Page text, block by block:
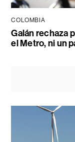
COLOMBIA
Galán rechaza
el Metro, ni un